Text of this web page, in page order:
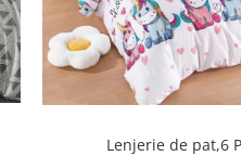
Lenjerie de pat,6